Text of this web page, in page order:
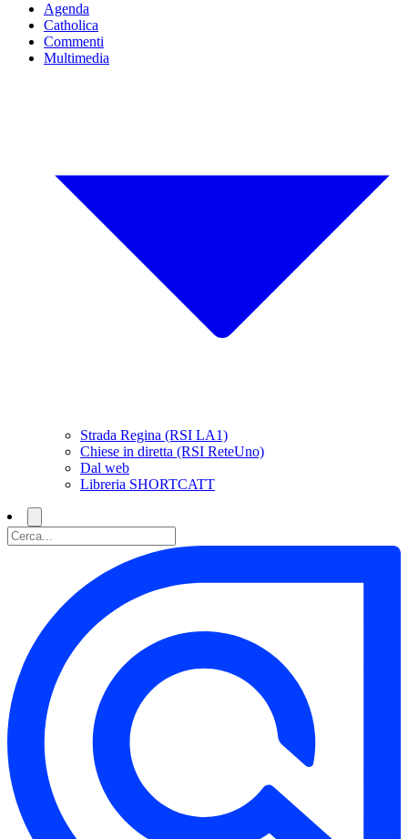
Agenda
Catholica
Commenti
Multimedia
Strada Regina (RSI LA1)
Chiese in diretta (RSI ReteUno)
Dal web
Libreria SHORTCATT